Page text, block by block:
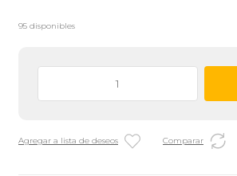
95 disponibles
77426/404
Agregar a lista de deseos Comparar